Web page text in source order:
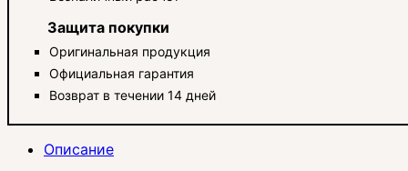
Защита покупки
Оригинальная продукция
Официальная гарантия
Возврат в течении 14 дней
Описание